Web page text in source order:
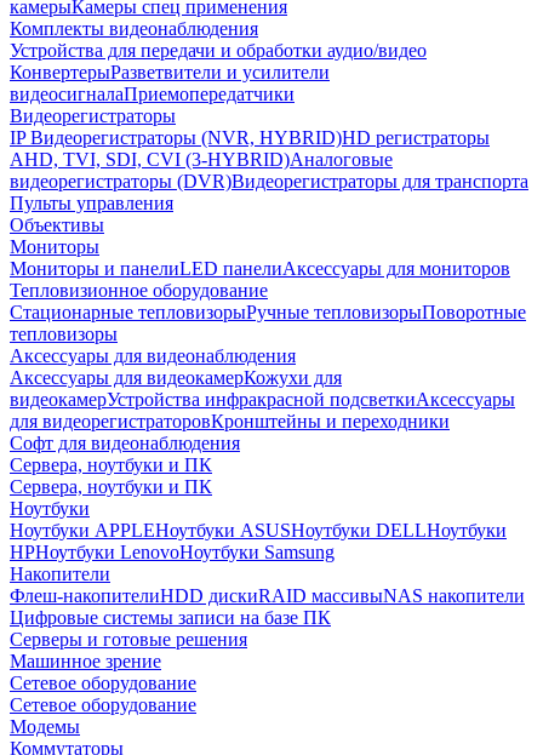
камерыКамеры спец применения
Комплекты видеонаблюдения
Устройства для передачи и обработки аудио/видео
КонвертерыРазветвители и усилители
видеосигналаПриемопередатчики
Видеорегистраторы
IP Видеорегистраторы (NVR, HYBRID)HD регистраторы
AHD, TVI, SDI, CVI (3-HYBRID)Аналоговые
видеорегистраторы (DVR)Видеорегистраторы для транспорта
Пульты управления
Объективы
Мониторы
Мониторы и панелиLED панелиАксессуары для мониторов
Тепловизионное оборудование
Стационарные тепловизорыРучные тепловизорыПоворотные
тепловизоры
Аксессуары для видеонаблюдения
Аксессуары для видеокамерКожухи для
видеокамерУстройства инфракрасной подсветкиАксессуары
для видеорегистраторовКронштейны и переходники
Софт для видеонаблюдения
Сервера, ноутбуки и ПК
Сервера, ноутбуки и ПК
Ноутбуки
Ноутбуки APPLEНоутбуки ASUSНоутбуки DELLНоутбуки
HPНоутбуки LenovoНоутбуки Samsung
Накопители
Флеш-накопителиHDD дискиRAID массивыNAS накопители
Цифровые системы записи на базе ПК
Серверы и готовые решения
Машинное зрение
Сетевое оборудование
Сетевое оборудование
Модемы
Коммутаторы